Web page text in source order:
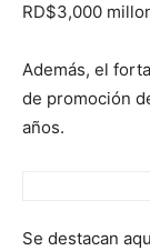
RD$3,000
Además, el
de promoción
años.
Se destacan